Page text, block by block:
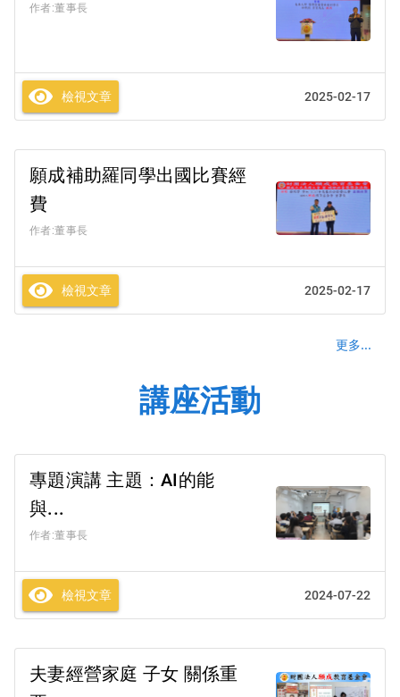
作者:董事長
檢視文章 2025-02-17
願成補助羅同學出國比賽經
費
作者:董事長
檢視文章 2025-02-17
更多...
講座活動
專題演講 主題：AI的能
與...
作者:董事長
檢視文章 2024-07-22
夫妻經營家庭 子女 關係重